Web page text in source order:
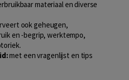
materiaal en diverse
ook geheugen,
en -begrip, werktempo,
met een vragenlijst en tips